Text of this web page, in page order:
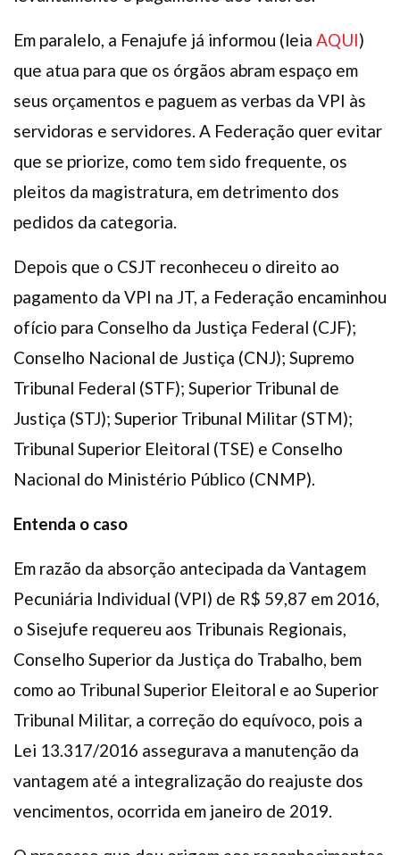
Em paralelo, a Fenajufe já informou (leia AQUI)
que atua para que os órgãos abram espaço em
seus orçamentos e paguem as verbas da VPI às
servidoras e servidores. A Federação quer evitar
que se priorize, como tem sido frequente, os
pleitos da magistratura, em detrimento dos
pedidos da categoria.
Depois que o CSJT reconheceu o direito ao
pagamento da VPI na JT, a Federação encaminhou
ofício para Conselho da Justiça Federal (CJF);
Conselho Nacional de Justiça (CNJ); Supremo
Tribunal Federal (STF); Superior Tribunal de
Justiça (STJ); Superior Tribunal Militar (STM);
Tribunal Superior Eleitoral (TSE) e Conselho
Nacional do Ministério Público (CNMP).
Entenda o caso
Em razão da absorção antecipada da Vantagem
Pecuniária Individual (VPI) de R$ 59,87 em 2016,
o Sisejufe requereu aos Tribunais Regionais,
Conselho Superior da Justiça do Trabalho, bem
como ao Tribunal Superior Eleitoral e ao Superior
Tribunal Militar, a correção do equívoco, pois a
Lei 13.317/2016 assegurava a manutenção da
vantagem até a integralização do reajuste dos
vencimentos, ocorrida em janeiro de 2019.